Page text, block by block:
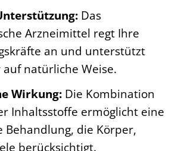
Das
Arzneimittel regt Ihre
an und unterstützt
natürliche Weise.
Wirkung:Die Kombination
Inhaltsstoffe ermöglicht eine
Behandlung, die Körper,
berücksichtigt.